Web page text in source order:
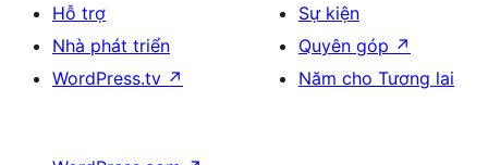
Hỗ trợ
Nhà phát triển
WordPress.tv ↗
Sự kiện
Quyên góp ↗
Năm cho Tương lai